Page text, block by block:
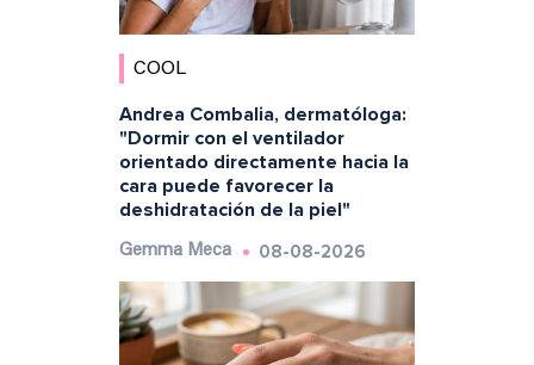
COOL
Andrea Combalia, dermatóloga:
"Dormir con el ventilador
orientado directamente hacia la
cara puede favorecer la
deshidratación de la piel"
Gemma Meca 08-08-2026